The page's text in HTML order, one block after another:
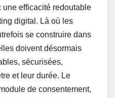
efficacité redoutable
digital. Là où les
se construire dans
doivent désormais
sécurisées,
et leur durée. Le
de consentement,